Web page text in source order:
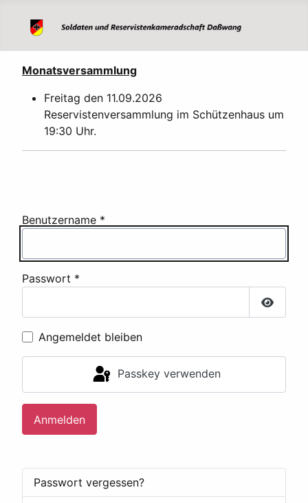
Monatsversammlung
Freitag den 11.09.2026
Reservistenversammlung im Schützenhaus um
19:30 Uhr.
Benutzername *
Passwort *
Angemeldet bleiben
Passkey verwenden
Anmelden
Passwort vergessen?